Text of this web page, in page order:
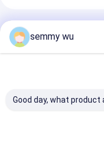
Empfohlene
semmy wu
Good day, what product